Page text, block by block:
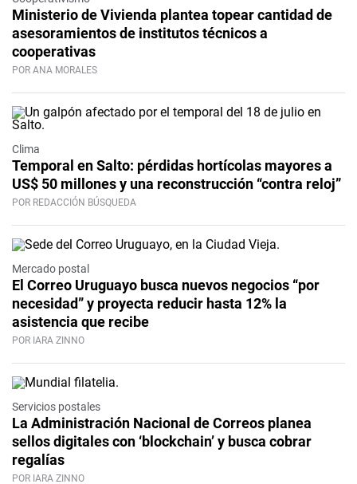
Ministerio de Vivienda plantea topear cantidad de
asesoramientos de institutos técnicos a
cooperativas
POR ANA MORALES
Clima
Temporal en Salto: pérdidas hortícolas mayores a
US$ 50 millones y una reconstrucción “contra reloj”
POR REDACCIÓN BÚSQUEDA
Mercado postal
El Correo Uruguayo busca nuevos negocios “por
necesidad” y proyecta reducir hasta 12% la
asistencia que recibe
POR IARA ZINNO
Servicios postales
La Administración Nacional de Correos planea
sellos digitales con ‘blockchain’ y busca cobrar
regalías
POR IARA ZINNO